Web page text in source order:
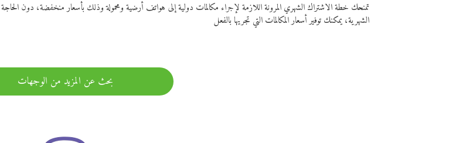
تمنحك خطة الاشتراك الشهري المرونة اللازمة لإجراء مكالمات دولية إلى هواتف أرضية ومحمولة وذلك بأسعار منخفضة، دون
الشهرية، يمكنك توفير أسعار المكالمات التي تجريها بالفعل
بحث عن المزيد من الوجهات